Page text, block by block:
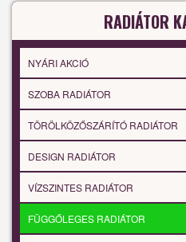
RADIÁTOR
NYÁRI AKCIÓ
SZOBA RADIÁTOR
TÖRÖLKÖZŐSZÁRÍTÓ RADIÁTOR
DESIGN RADIÁTOR
VÍZSZINTES RADIÁTOR
FÜGGŐLEGES RADIÁTOR